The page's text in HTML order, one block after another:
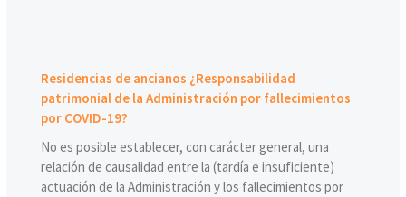
Residencias de ancianos ¿Responsabilidad
patrimonial de la Administración por fallecimientos
por COVID-19?
No es posible establecer, con carácter general, una
relación de causalidad entre la (tardía e insuficiente)
actuación de la Administración y los fallecimientos por